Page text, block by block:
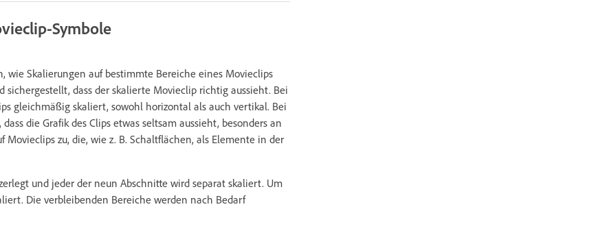
Symbole
Skalierungen auf bestimmte Bereiche eines Movieclips
dass der skalierte Movieclip richtig aussieht. Bei
gleichmäßig skaliert, sowohl horizontal als auch vertikal. Bei
die Grafik des Clips etwas seltsam aussieht, besonders an
zu, die, wie z. B. Schaltflächen, als Elemente in der
und jeder der neun Abschnitte wird separat skaliert. Um
Die verbleibenden Bereiche werden nach Bedarf